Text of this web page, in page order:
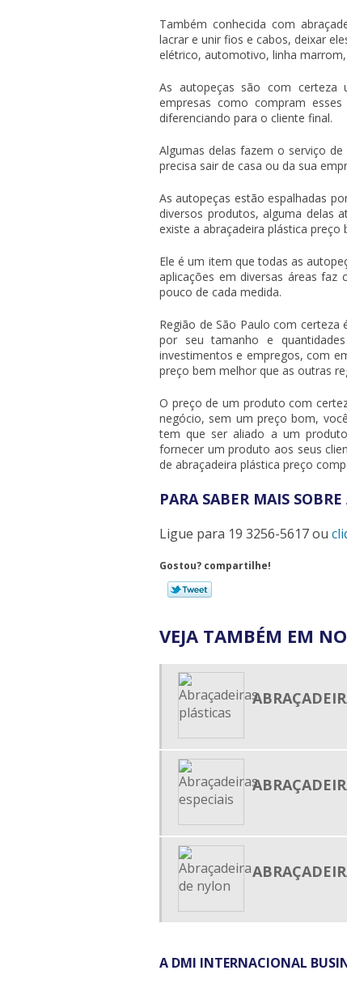
Também conhecida com
lacrar e unir fios e cabos, deixar
elétrico, automotivo, linha
As autopeças são com
empresas como compram
diferenciando para o cliente final.
Algumas delas fazem o serviço
precisa sair de casa ou da sua
As autopeças estão espalhadas
diversos produtos, alguma delas
existe a abraçadeira plástica preço
Ele é um item que todas as
aplicações em diversas áreas
pouco de cada medida.
Região de São Paulo com
por seu tamanho e
investimentos e empregos, com
preço bem melhor que as outras
O preço de um produto com
negócio, sem um preço bom,
tem que ser aliado a um
fornecer um produto aos seus
de abraçadeira plástica preço
PARA SABER MAIS
Ligue para 19 3256-5617ou
Gostou? compartilhe!
VEJA TAMBÉM EM
A DMI INTERNACIONAL